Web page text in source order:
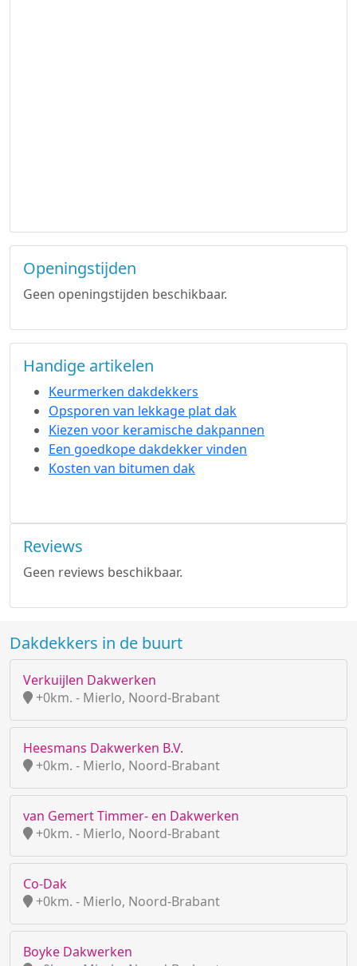
Openingstijden
Geen openingstijden beschikbaar.
Handige artikelen
Keurmerken dakdekkers
Opsporen van lekkage plat dak
Kiezen voor keramische dakpannen
Een goedkope dakdekker vinden
Kosten van bitumen dak
Reviews
Geen reviews beschikbaar.
Dakdekkers in de buurt
Verkuijlen Dakwerken
+0km. - Mierlo, Noord-Brabant
Heesmans Dakwerken B.V.
+0km. - Mierlo, Noord-Brabant
van Gemert Timmer- en Dakwerken
+0km. - Mierlo, Noord-Brabant
Co-Dak
+0km. - Mierlo, Noord-Brabant
Boyke Dakwerken